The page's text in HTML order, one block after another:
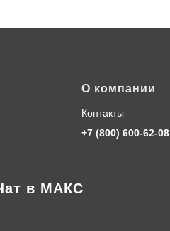
О компании
Контакты
+7 (800) 600-62-08
в МАКС